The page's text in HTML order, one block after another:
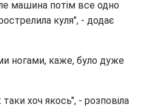
машина потім все одно
куля", - додає
ногами, каже, було дуже
хоч якось", - розповіла